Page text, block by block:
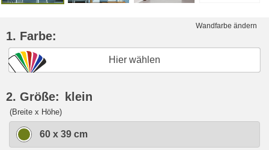
Wandfarbe ändern
1. Farbe:
Hier wählen
2. Größe: klein
(Breite x Höhe)
60 x 39 cm